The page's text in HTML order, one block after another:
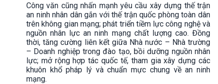
Công văn cũng nhấn mạnh yêu cầu xây dựng thế trận
an ninh nhân dân gắn với thế trận quốc phòng toàn dân
trên không gian mạng; phát triển tiềm lực công nghệ và
nguồn nhân lực an ninh mạng chất lượng cao. Đồng
thời, tăng cường liên kết giữa Nhà nước – Nhà trường
– Doanh nghiệp trong đào tạo, bồi dưỡng nguồn nhân
lực; mở rộng hợp tác quốc tế, tham gia xây dựng các
khuôn khổ pháp lý và chuẩn mực chung về an ninh
mạng.